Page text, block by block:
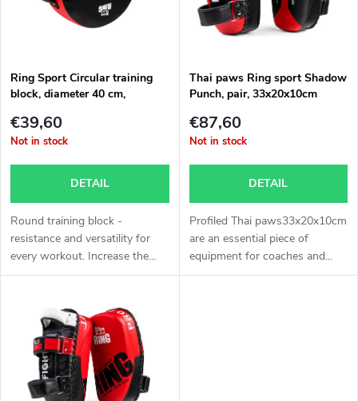
t
s
o
r
t
g
o
f
p
o
d
Ring Sport Circular training
block, diameter 40 cm,
€39,60
Not in stock
DETAIL
Round training block -
resistance and versatility for
every workout. Increase the...
Thai paws Ring sport Shadow
Punch, pair, 33x20x10cm
€87,60
Not in stock
DETAIL
Profiled Thai paws33x20x10cm
are an essential piece of
equipment for coaches and...